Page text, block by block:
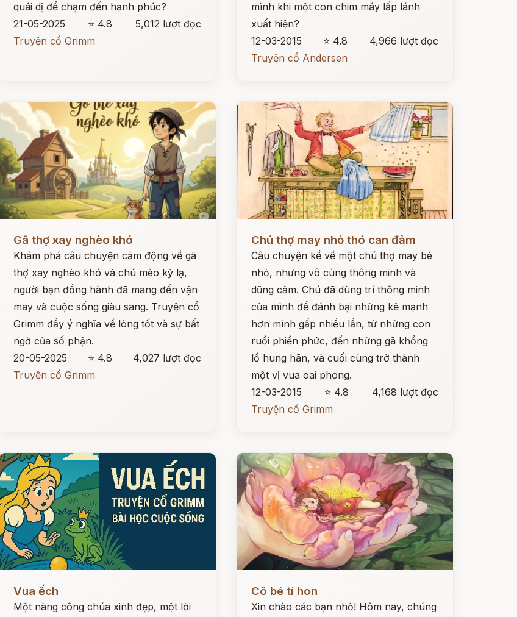
quái dị để chạm đến hạnh phúc?
21-05-2025
⭐ 4.8
5,012 lượt đọc
Truyện cổ Grimm
mình khi một con chim máy lấp lánh
xuất hiện?
12-03-2015
⭐ 4.8
4,966 lượt đọc
Truyện cổ Andersen
Gã thợ xay nghèo khó
Khám phá câu chuyện cảm động về gã
thợ xay nghèo khó và chú mèo kỳ lạ,
người bạn đồng hành đã mang đến vận
may và cuộc sống giàu sang. Truyện cổ
Grimm đầy ý nghĩa về lòng tốt và sự bất
ngờ của số phận.
20-05-2025
⭐ 4.8
4,027 lượt đọc
Truyện cổ Grimm
Chú thợ may nhỏ thó can đảm
Câu chuyện kể về một chú thợ may bé
nhỏ, nhưng vô cùng thông minh và
dũng cảm. Chú đã dùng trí thông minh
của mình để đánh bại những kẻ mạnh
hơn mình gấp nhiều lần, từ những con
ruồi phiền phức, đến những gã khổng
lồ hung hãn, và cuối cùng trở thành
một vị vua oai phong.
12-03-2015
⭐ 4.8
4,168 lượt đọc
Truyện cổ Grimm
Đọc ngay
Vua ếch
Một nàng công chúa xinh đẹp, một lời
Cô bé tí hon
Xin chào các bạn nhỏ! Hôm nay, chúng